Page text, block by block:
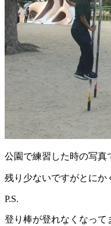
公園で練習した時の写真
残り少ないですがとにか
P.S.
登り棒が登れなくなっ